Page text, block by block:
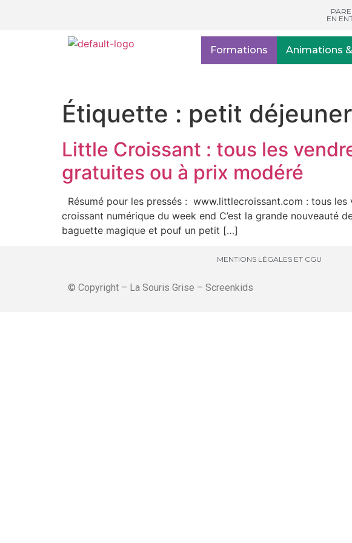
EN
Formations Animations
Étiquette : petit déjeuner
Little Croissant : tous les
gratuites ou à prix modéré
Résumé pour les pressés : www.littlecroissant.com : tous
croissant numérique du week end C’est la grande nouveauté
baguette magique et pouf un petit […]
MENTIONS LÉGALES ET CGU
© Copyright – La Souris Grise – Screenkids